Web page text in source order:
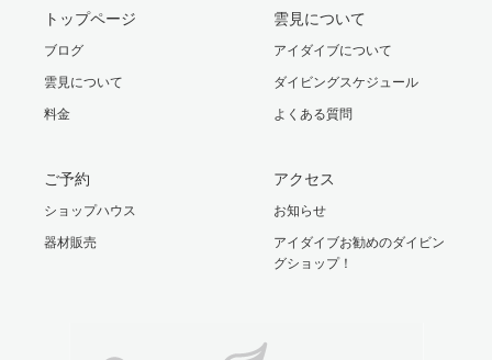
トップページ
ブログ
雲見について
料金
雲見について
アイダイブについて
ダイビングスケジュール
よくある質問
ご予約
ショップハウス
器材販売
アクセス
お知らせ
アイダイブお勧めのダイビン
グショップ！